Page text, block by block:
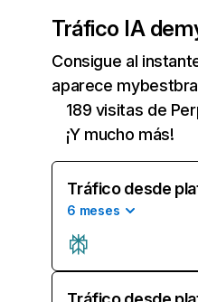
Tráfico IA de
Consigue al
aparece
189 visitas de
¡Y mucho más!
Tráfico desde
6 meses